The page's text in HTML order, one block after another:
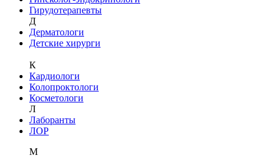
Гирудотерапевты
Д
Дерматологи
Детские хирурги
К
Кардиологи
Колопроктологи
Косметологи
Л
Лаборанты
ЛОР
М